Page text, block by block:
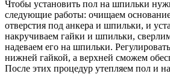
Чтобы установить пол на шпильки
следующие работы: очищаем
отверстия под анкера и шпильки, и
накручиваем гайки и шпильки,
надеваем его на шпильки.
нижней гайкой, а верхней сможем
После этих процедур утепляем пол и